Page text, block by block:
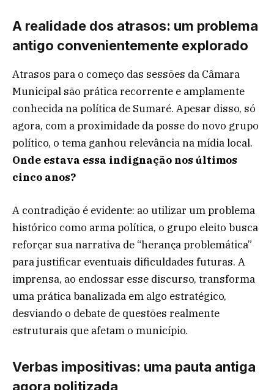
A realidade dos atrasos: um problema
antigo convenientemente explorado
Atrasos para o começo das sessões da Câmara
Municipal são prática recorrente e amplamente
conhecida na política de Sumaré. Apesar disso, só
agora, com a proximidade da posse do novo grupo
político, o tema ganhou relevância na mídia local.
Onde estava essa indignação nos últimos
cinco anos?
A contradição é evidente: ao utilizar um problema
histórico como arma política, o grupo eleito busca
reforçar sua narrativa de “herança problemática”
para justificar eventuais dificuldades futuras. A
imprensa, ao endossar esse discurso, transforma
uma prática banalizada em algo estratégico,
desviando o debate de questões realmente
estruturais que afetam o município.
Verbas impositivas: uma pauta antiga
agora politizada